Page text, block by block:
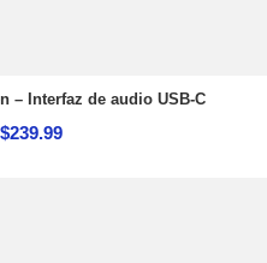
– Interfaz de audio USB-C
$239.99